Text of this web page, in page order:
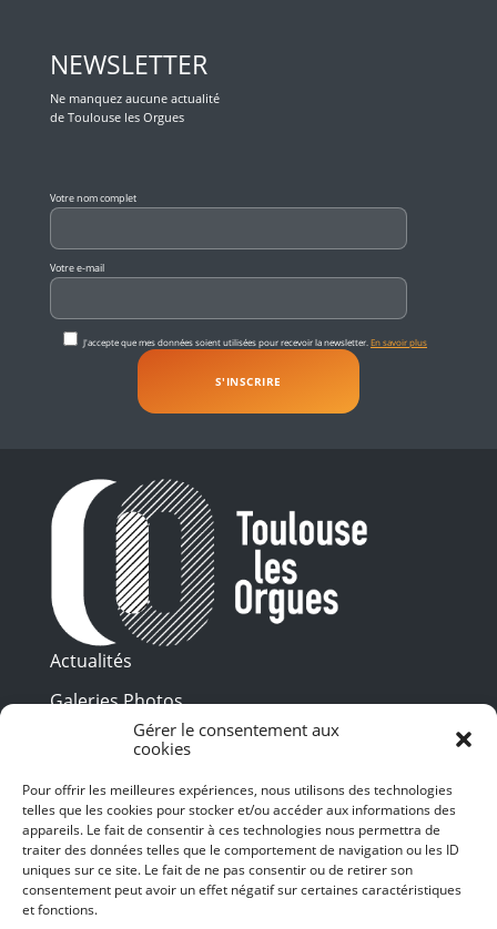
Gérer le consentement aux
cookies
Pour offrir les meilleures expériences, nous utilisons des technologies
telles que les cookies pour stocker et/ou accéder aux informations des
appareils. Le fait de consentir à ces technologies nous permettra de
traiter des données telles que le comportement de navigation ou les ID
uniques sur ce site. Le fait de ne pas consentir ou de retirer son
consentement peut avoir un effet négatif sur certaines caractéristiques
et fonctions.
NEWSLETTER
Ne manquez aucune actualité
de Toulouse les Orgues
Votre nom complet
Votre e-mail
J'accepte que mes données soient utilisées pour recevoir la newsletter. En savoir plus
Actualités
Galeries Photos
Vidéothèque
Programme PDF
Billetterie
Recrutement
Mentions légales
Politique de confidentialité